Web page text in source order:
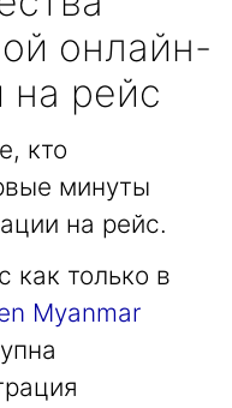
онлайн-
на рейс
кто
минуты
на рейс.
как только в
Myanmar